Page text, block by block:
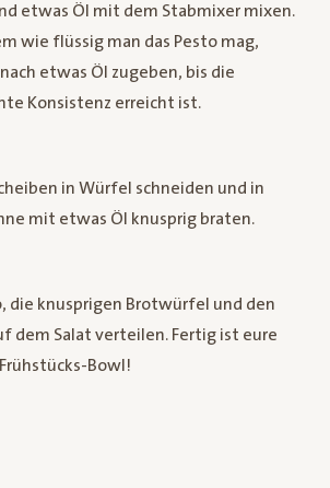
etwas Öl mit dem Stabmixer mixen.
wie flüssig man das Pesto mag,
etwas Öl zugeben, bis die
Konsistenz erreicht ist.
in Würfel schneiden und in
mit etwas Öl knusprig braten.
die knusprigen Brotwürfel und den
dem Salat verteilen. Fertig ist eure
Bowl!